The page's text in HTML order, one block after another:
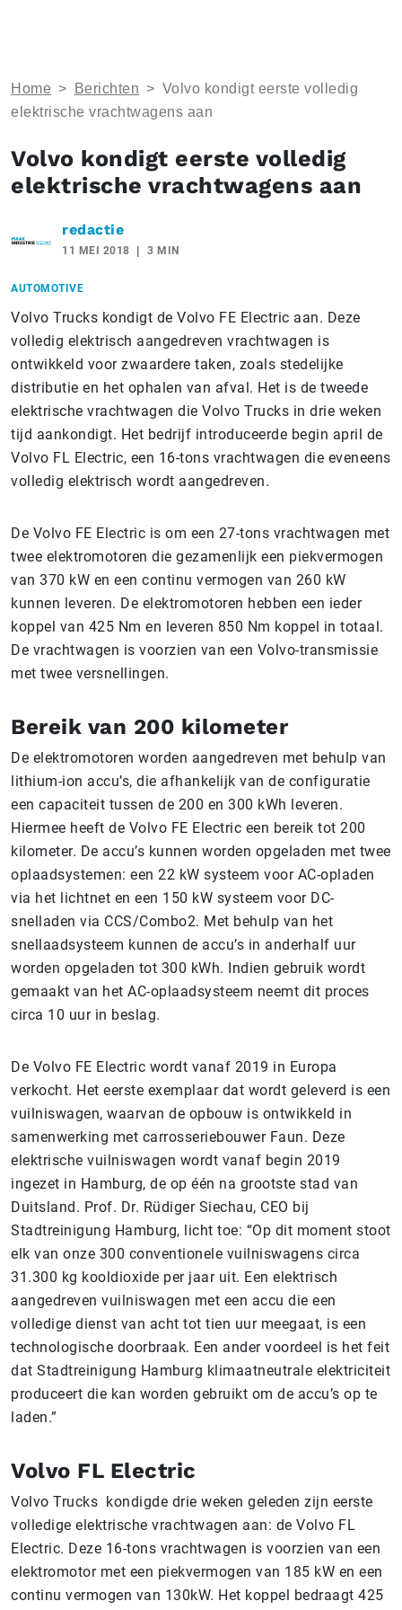
Home > Berichten > Volvo kondigt eerste volledig
elektrische vrachtwagens aan
Volvo kondigt eerste volledig
elektrische vrachtwagens aan
redactie
11 MEI 2018 3 MIN
AUTOMOTIVE
Volvo Trucks kondigt de Volvo FE Electric aan. Deze
volledig elektrisch aangedreven vrachtwagen is
ontwikkeld voor zwaardere taken, zoals stedelijke
distributie en het ophalen van afval. Het is de tweede
elektrische vrachtwagen die Volvo Trucks in drie weken
tijd aankondigt. Het bedrijf introduceerde begin april de
Volvo FL Electric, een 16-tons vrachtwagen die eveneens
volledig elektrisch wordt aangedreven.
De Volvo FE Electric is om een 27-tons vrachtwagen met
twee elektromotoren die gezamenlijk een piekvermogen
van 370 kW en een continu vermogen van 260 kW
kunnen leveren. De elektromotoren hebben een ieder
koppel van 425 Nm en leveren 850 Nm koppel in totaal.
De vrachtwagen is voorzien van een Volvo-transmissie
met twee versnellingen.
Bereik van 200 kilometer
De elektromotoren worden aangedreven met behulp van
lithium-ion accu’s, die afhankelijk van de configuratie
een capaciteit tussen de 200 en 300 kWh leveren.
Hiermee heeft de Volvo FE Electric een bereik tot 200
kilometer. De accu’s kunnen worden opgeladen met twee
oplaadsystemen: een 22 kW systeem voor AC-opladen
via het lichtnet en een 150 kW systeem voor DC-
snelladen via CCS/Combo2. Met behulp van het
snellaadsysteem kunnen de accu’s in anderhalf uur
worden opgeladen tot 300 kWh. Indien gebruik wordt
gemaakt van het AC-oplaadsysteem neemt dit proces
circa 10 uur in beslag.
De Volvo FE Electric wordt vanaf 2019 in Europa
verkocht. Het eerste exemplaar dat wordt geleverd is een
vuilniswagen, waarvan de opbouw is ontwikkeld in
samenwerking met carrosseriebouwer Faun. Deze
elektrische vuilniswagen wordt vanaf begin 2019
ingezet in Hamburg, de op één na grootste stad van
Duitsland. Prof. Dr. Rüdiger Siechau, CEO bij
Stadtreinigung Hamburg, licht toe: “Op dit moment stoot
elk van onze 300 conventionele vuilniswagens circa
31.300 kg kooldioxide per jaar uit. Een elektrisch
aangedreven vuilniswagen met een accu die een
volledige dienst van acht tot tien uur meegaat, is een
technologische doorbraak. Een ander voordeel is het feit
dat Stadtreinigung Hamburg klimaatneutrale elektriciteit
produceert die kan worden gebruikt om de accu’s op te
laden.”
Volvo FL Electric
Volvo Trucks kondigde drie weken geleden zijn eerste
volledige elektrische vrachtwagen aan: de Volvo FL
Electric. Deze 16-tons vrachtwagen is voorzien van een
elektromotor met een piekvermogen van 185 kW en een
continu vermogen van 130kW. Het koppel bedraagt 425